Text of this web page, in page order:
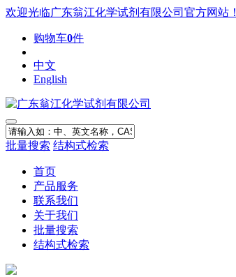
欢迎光临广东翁江化学试剂有限公司官方网站！
购物车0件
中文
English
批量搜索 结构式检索
首页
产品服务
联系我们
关于我们
批量搜索
结构式检索